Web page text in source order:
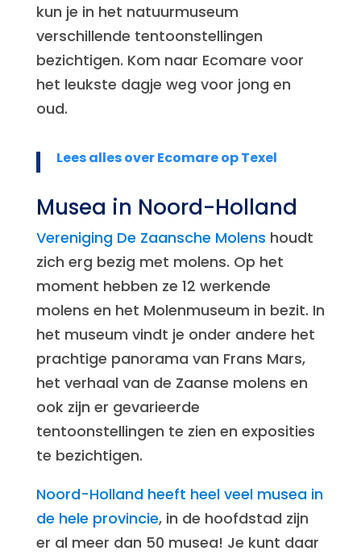
kun je in het natuurmuseum
verschillende tentoonstellingen
bezichtigen. Kom naar Ecomare voor
het leukste dagje weg voor jong en
oud.
Lees alles over Ecomare op Texel
Musea in Noord-Holland
Vereniging De Zaansche Molens houdt
zich erg bezig met molens. Op het
moment hebben ze 12 werkende
molens en het Molenmuseum in bezit. In
het museum vindt je onder andere het
prachtige panorama van Frans Mars,
het verhaal van de Zaanse molens en
ook zijn er gevarieerde
tentoonstellingen te zien en exposities
te bezichtigen.
Noord-Holland heeft heel veel musea in
de hele provincie, in de hoofdstad zijn
er al meer dan 50 musea! Je kunt daar